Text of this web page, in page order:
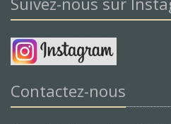
Contactez-nous